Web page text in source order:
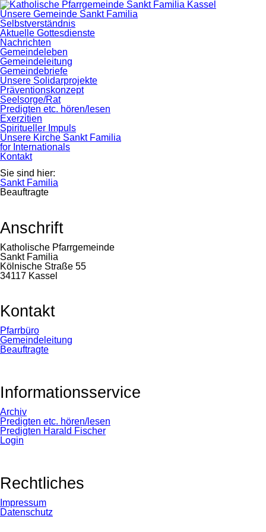
Navigation
überspringen
Unsere Gemeinde Sankt Familia
Selbstverständnis
Aktuelle Gottesdienste
Nachrichten
Gemeindeleben
Gemeindeleitung
Gemeindebriefe
Unsere Solidarprojekte
Präventionskonzept
Seelsorge/Rat
Predigten etc. hören/lesen
Exerzitien
Spiritueller Impuls
Unsere Kirche Sankt Familia
for Internationals
Kontakt
Sie sind hier:
Sankt Familia
Beauftragte
Anschrift
Katholische Pfarrgemeinde
Sankt Familia
Kölnische Straße 55
34117 Kassel
Kontakt
Navigation
überspringen
Pfarrbüro
Gemeindeleitung
Beauftragte
Informationsservice
Navigation
überspringen
Archiv
Predigten etc. hören/lesen
Predigten Harald Fischer
Login
Rechtliches
Navigation
überspringen
Impressum
Datenschutz